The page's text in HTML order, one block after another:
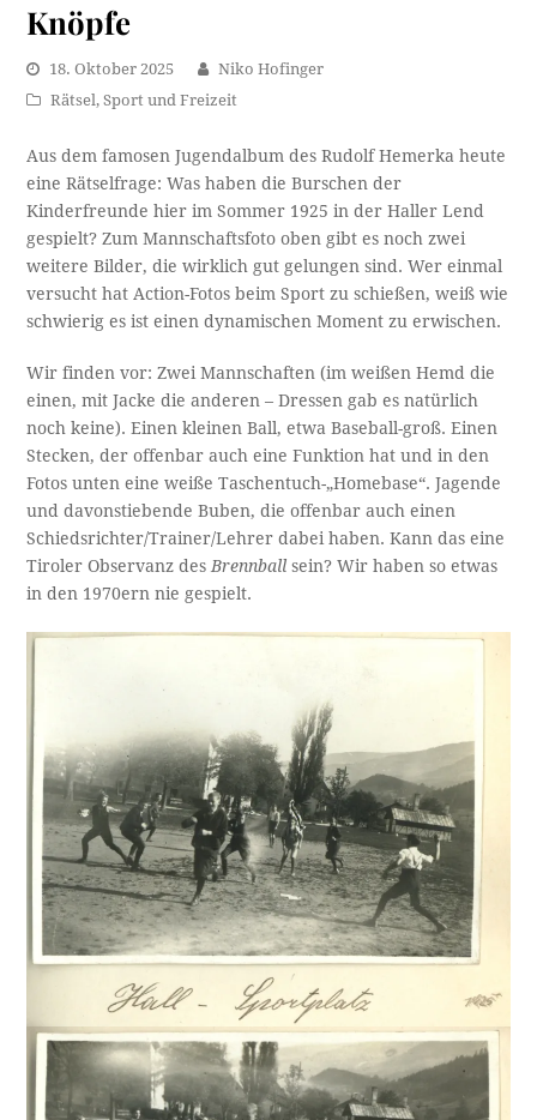
Knöpfe
18. Oktober 2025
Niko Hofinger
Rätsel,Sport und Freizeit
Aus dem famosen Jugendalbum des Rudolf Hemerka heute
eine Rätselfrage: Was haben die Burschen der
Kinderfreunde hier im Sommer 1925 in der Haller Lend
gespielt? Zum Mannschaftsfoto oben gibt es noch zwei
weitere Bilder, die wirklich gut gelungen sind. Wer einmal
versucht hat Action-Fotos beim Sport zu schießen, weiß wie
schwierig es ist einen dynamischen Moment zu erwischen.
Wir finden vor: Zwei Mannschaften (im weißen Hemd die
einen, mit Jacke die anderen – Dressen gab es natürlich
noch keine). Einen kleinen Ball, etwa Baseball-groß. Einen
Stecken, der offenbar auch eine Funktion hat und in den
Fotos unten eine weiße Taschentuch-„Homebase“. Jagende
und davonstiebende Buben, die offenbar auch einen
Schiedsrichter/Trainer/Lehrer dabei haben. Kann das eine
Tiroler Observanz desBrennball sein? Wir haben so etwas
in den 1970ern nie gespielt.